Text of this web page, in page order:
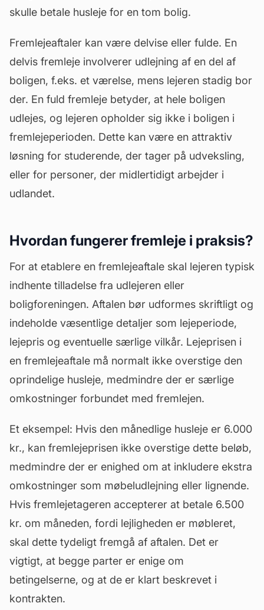
skulle betale husleje for en tom bolig.
Fremlejeaftaler kan være delvise eller fulde. En
delvis fremleje involverer udlejning af en del af
boligen, f.eks. et værelse, mens lejeren stadig bor
der. En fuld fremleje betyder, at hele boligen
udlejes, og lejeren opholder sig ikke i boligen i
fremlejeperioden. Dette kan være en attraktiv
løsning for studerende, der tager på udveksling,
eller for personer, der midlertidigt arbejder i
udlandet.
Hvordan fungerer fremleje i praksis?
For at etablere en fremlejeaftale skal lejeren typisk
indhente tilladelse fra udlejeren eller
boligforeningen. Aftalen bør udformes skriftligt og
indeholde væsentlige detaljer som lejeperiode,
lejepris og eventuelle særlige vilkår. Lejeprisen i
en fremlejeaftale må normalt ikke overstige den
oprindelige husleje, medmindre der er særlige
omkostninger forbundet med fremlejen.
Et eksempel: Hvis den månedlige husleje er 6.000
kr., kan fremlejeprisen ikke overstige dette beløb,
medmindre der er enighed om at inkludere ekstra
omkostninger som møbeludlejning eller lignende.
Hvis fremlejetageren accepterer at betale 6.500
kr. om måneden, fordi lejligheden er møbleret,
skal dette tydeligt fremgå af aftalen. Det er
vigtigt, at begge parter er enige om
betingelserne, og at de er klart beskrevet i
kontrakten.